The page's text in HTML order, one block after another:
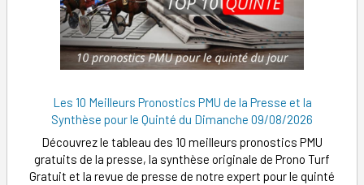
Les 10 Meilleurs Pronostics PMU de la Presse et la
Synthèse pour le Quinté du Dimanche 09/08/2026
Découvrez le tableau des 10 meilleurs pronostics PMU
gratuits de la presse, la synthèse originale de Prono Turf
Gratuit et la revue de presse de notre expert pour le quinté